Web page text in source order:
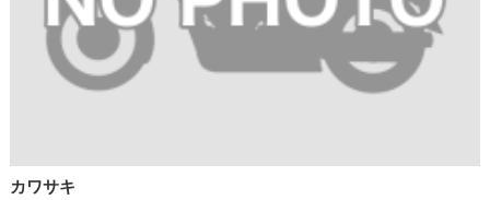
カワサキ